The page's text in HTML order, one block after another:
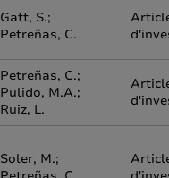
Gatt, S.;
Petreñas, C.
Petreñas, C.;
Pulido, M.A.;
Ruiz, L.
Soler, M.;